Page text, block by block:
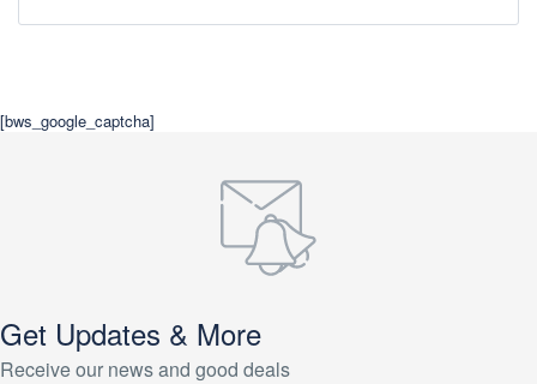
[bws_google_captcha]
Get Updates & More
Receive our news and good deals